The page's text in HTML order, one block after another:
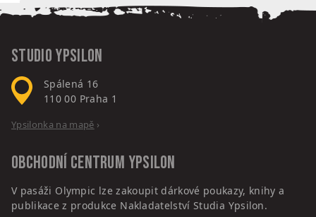
Studio Ypsilon
Spálená 16
110 00 Praha 1
Ypsilonka na mapě ›
Obchodní centrum Ypsilon
V pasáži Olympic lze zakoupit dárkové poukazy, knihy a
publikace z produkce Nakladatelství Studia Ypsilon.